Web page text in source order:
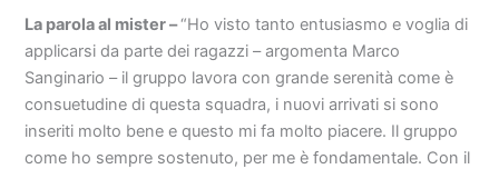
La parola al mister –“Ho visto tanto entusiasmo e voglia di
applicarsi da parte dei ragazzi – argomenta Marco
Sanginario – il gruppo lavora con grande serenità come è
consuetudine di questa squadra, i nuovi arrivati si sono
inseriti molto bene e questo mi fa molto piacere. Il gruppo
come ho sempre sostenuto, per me è fondamentale. Con il